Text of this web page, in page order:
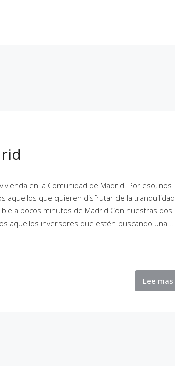
en la Comunidad de Madrid. Por eso, nos
aquellos que quieren disfrutar de la tranquilidad
a pocos minutos de Madrid Con nuestras dos
aquellos inversores que estén buscando una...
Lee mas